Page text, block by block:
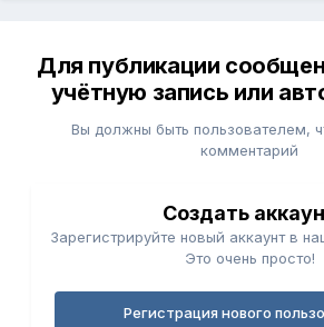
Для публикации
учётную запись или
Вы должны быть пользователем,
комментарий
Создать
Зарегистрируйте новый аккаунт в
Это очень просто!
Регистрация нового